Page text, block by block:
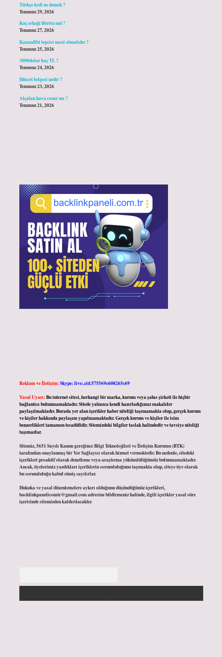
Türkçe kedi ne demek ?
Temmuz 29, 2026
Koç erkeği flörtöz mü ?
Temmuz 27, 2026
Kazandibi tepsisi nasıl olmalıdır ?
Temmuz 25, 2026
3000dolar kaç TL ?
Temmuz 24, 2026
Hüccet belgesi nedir ?
Temmuz 23, 2026
Alçalan hava ısınır mı ?
Temmuz 21, 2026
Reklam ve İletişim:Skype: live:.cid.575569c608265c69
Yasal Uyarı:Bu internet sitesi, herhangi bir marka, kurum veya şahıs şirketi ile hiçbir
bağlantısı bulunmamaktadır. Sitede yalnızca kendi hazırladığımız makaleler
paylaşılmaktadır. Burada yer alan içerikler haber niteliği taşımamakta olup, gerçek kurum
ve kişiler hakkında paylaşım yapılmamaktadır. Gerçek kurum ve kişiler ile isim
benzerlikleri tamamen tesadüfidir. Sitemizdeki bilgiler taslak halindedir ve tavsiye niteliği
taşımazlar.
Sitemiz, 5651 Sayılı Kanun gereğince Bilgi Teknolojileri ve İletişim Kurumu (BTK)
tarafından onaylanmış bir Yer Sağlayıcı olarak hizmet vermektedir. Bu nedenle, sitedeki
içerikleri proaktif olarak denetleme veya araştırma yükümlülüğümüz bulunmamaktadır.
Ancak, üyelerimiz yazdıkları içeriklerin sorumluluğunu taşımakta olup, siteye üye olarak
bu sorumluluğu kabul etmiş sayılırlar.
Hukuka ve yasal düzenlemelere aykırı olduğunu düşündüğünüz içerikleri,
backlinkpanelicomtr@gmail.comadresine bildirmeniz halinde, ilgili içerikler yasal süre
içerisinde sitemizden kaldırılacaktır.